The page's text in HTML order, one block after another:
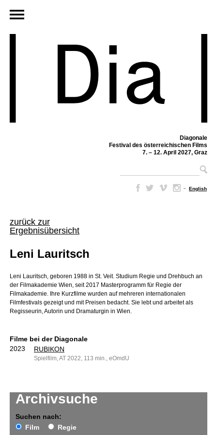
Diagonale
Festival des österreichischen Films
7. – 12. April 2027, Graz
– English
zurück zur
Ergebnisübersicht
Archivsuche
Suchen nach:
Film
Regie
Leni Lauritsch
Leni Lauritsch, geboren 1988 in St. Veit. Studium Regie und Drehbuch an
der Filmakademie Wien, seit 2017 Masterprogramm für Regie der
Filmakademie. Ihre Kurzfilme wurden auf mehreren internationalen
Filmfestivals gezeigt und mit Preisen bedacht. Sie lebt und arbeitet als
Regisseurin, Autorin und Dramaturgin in Wien.
Filme bei der Diagonale
2023
RUBIKON
Spielfilm, AT 2022, 113 min., eOmdU